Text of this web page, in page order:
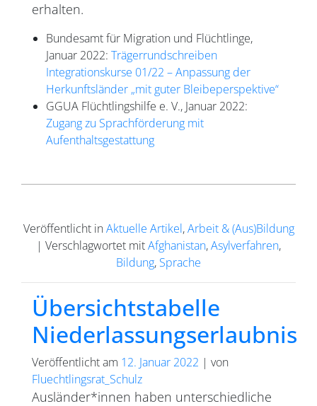
erhalten.
Bundesamt für Migration und Flüchtlinge,
Januar 2022: Trägerrundschreiben
Integrationskurse 01/22 – Anpassung der
Herkunftsländer „mit guter Bleibeperspektive“
GGUA Flüchtlingshilfe e. V., Januar 2022:
Zugang zu Sprachförderung mit
Aufenthaltsgestattung
Veröffentlicht inAktuelle Artikel,Arbeit & (Aus)Bildung
| Verschlagwortet mitAfghanistan,Asylverfahren,
Bildung, Sprache
Übersichtstabelle
Niederlassungserlaubnis
Veröffentlicht am 12. Januar 2022 | von
Fluechtlingsrat_Schulz
Ausländer*innen haben unterschiedliche